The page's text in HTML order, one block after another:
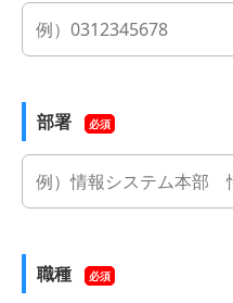
部署 必須
職種 必須